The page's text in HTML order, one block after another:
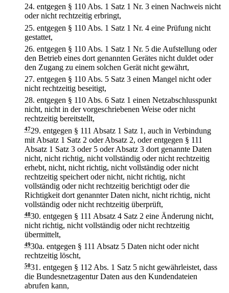
24. entgegen § 110 Abs. 1 Satz 1 Nr. 3 einen Nachweis nicht
oder nicht rechtzeitig erbringt,
25. entgegen § 110 Abs. 1 Satz 1 Nr. 4 eine Prüfung nicht
gestattet,
26. entgegen § 110 Abs. 1 Satz 1 Nr. 5 die Aufstellung oder
den Betrieb eines dort genannten Gerätes nicht duldet oder
den Zugang zu einem solchen Gerät nicht gewährt,
27. entgegen § 110 Abs. 5 Satz 3 einen Mangel nicht oder
nicht rechtzeitig beseitigt,
28. entgegen § 110 Abs. 6 Satz 1 einen Netzabschlusspunkt
nicht, nicht in der vorgeschriebenen Weise oder nicht
rechtzeitig bereitstellt,
4729. entgegen § 111 Absatz 1 Satz 1, auch in Verbindung
mit Absatz 1 Satz 2 oder Absatz 2, oder entgegen § 111
Absatz 1 Satz 3 oder 5 oder Absatz 3 dort genannte Daten
nicht, nicht richtig, nicht vollständig oder nicht rechtzeitig
erhebt, nicht, nicht richtig, nicht vollständig oder nicht
rechtzeitig speichert oder nicht, nicht richtig, nicht
vollständig oder nicht rechtzeitig berichtigt oder die
Richtigkeit dort genannter Daten nicht, nicht richtig, nicht
vollständig oder nicht rechtzeitig überprüft,
4830. entgegen § 111 Absatz 4 Satz 2 eine Änderung nicht,
nicht richtig, nicht vollständig oder nicht rechtzeitig
übermittelt,
4930a. entgegen § 111 Absatz 5 Daten nicht oder nicht
rechtzeitig löscht,
5031. entgegen § 112 Abs. 1 Satz 5 nicht gewährleistet, dass
die Bundesnetzagentur Daten aus den Kundendateien
abrufen kann,